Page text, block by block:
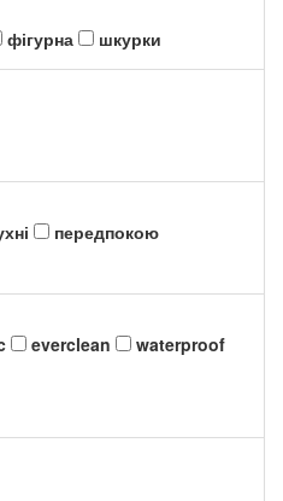
фігурна шкурки
передпокою
everclean
waterproof